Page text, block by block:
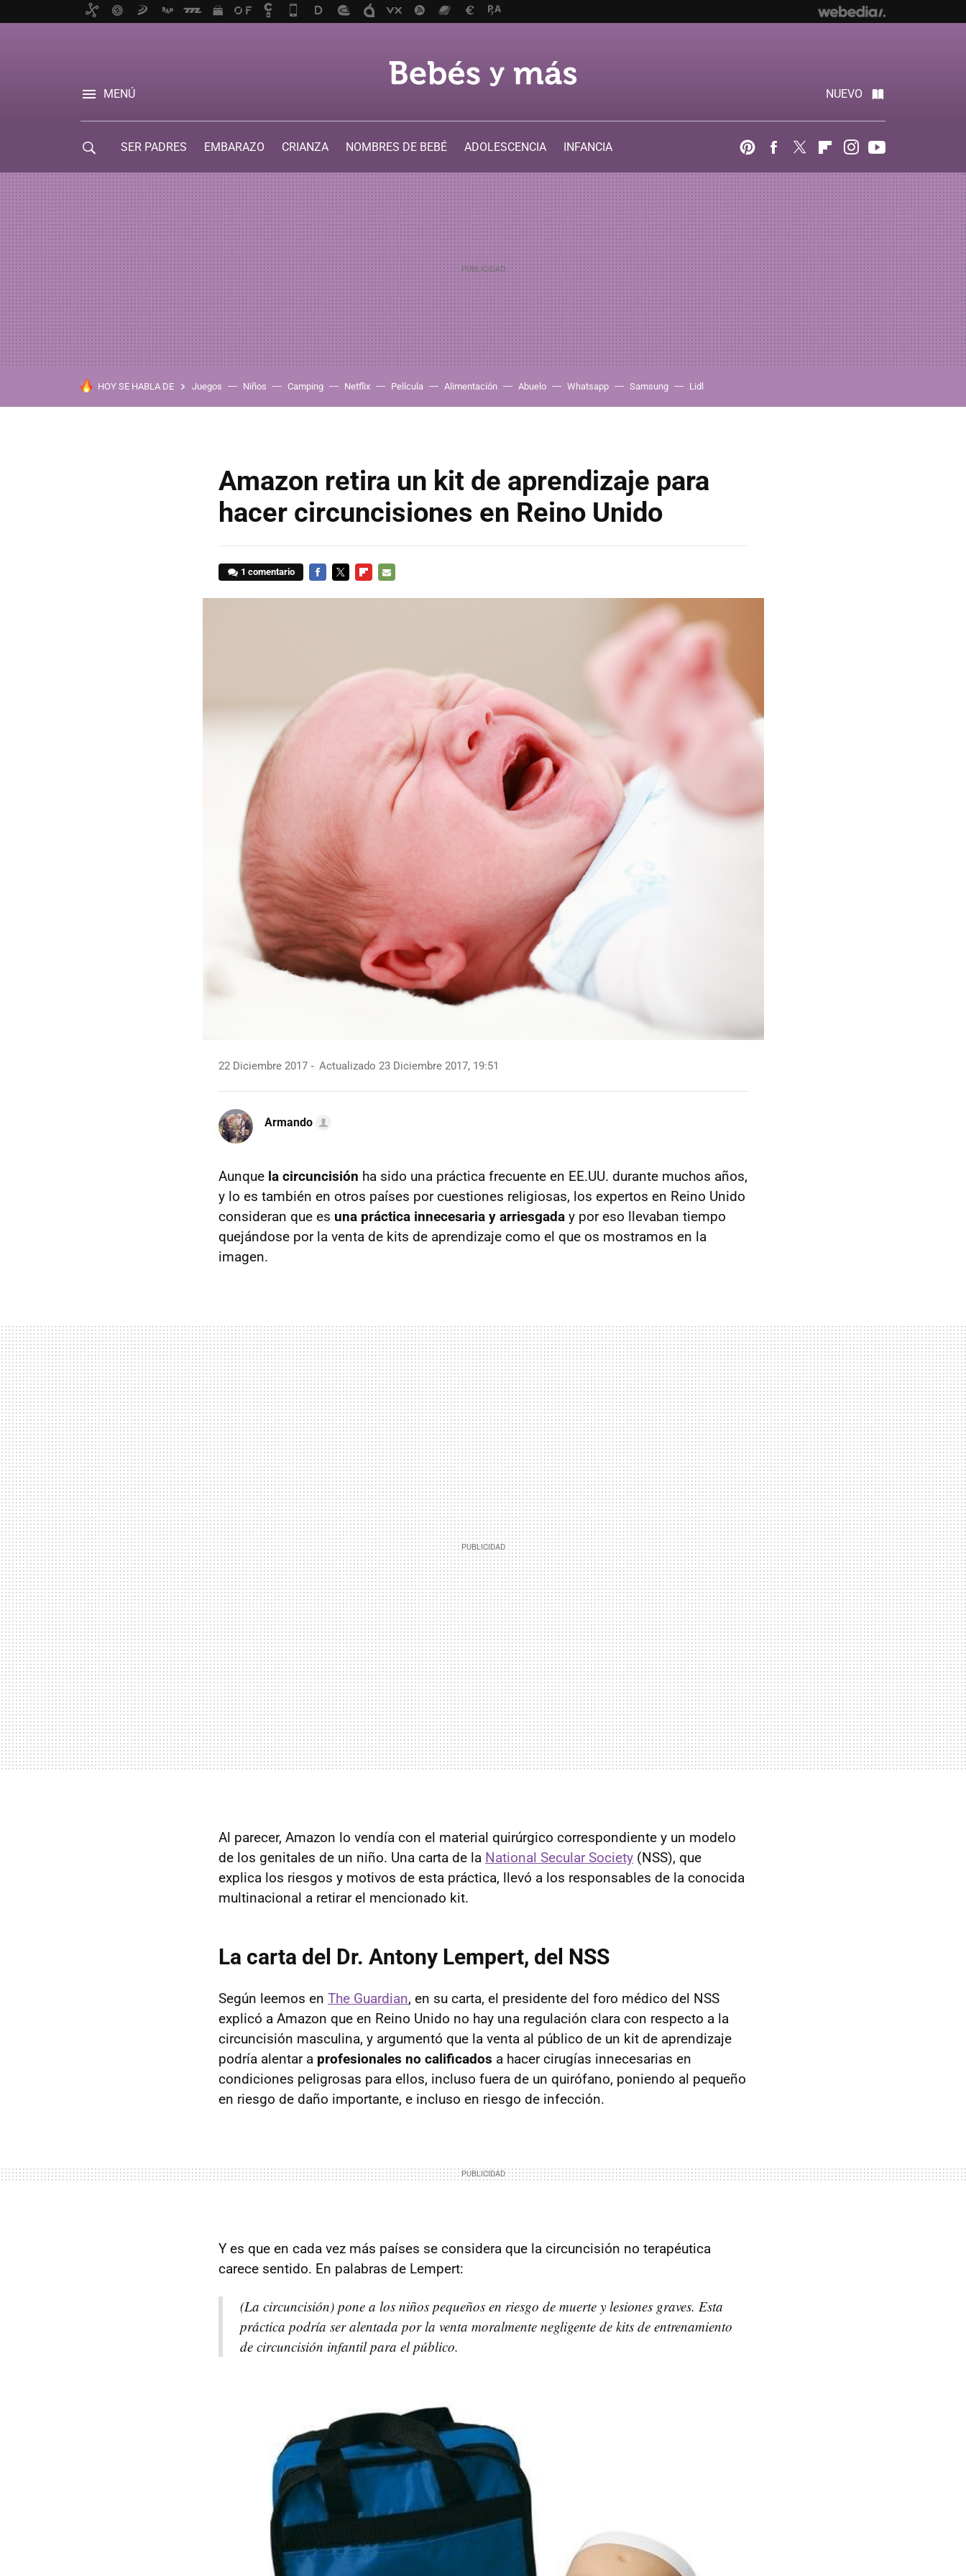
MENÚ NUEVO
SER PADRES EMBARAZO CRIANZA NOMBRES DE BEBÉ ADOLESCENCIA
INFANCIA
PinterestFacebook
Twitter FlipboardInstagram
HOY SE HABLA DE Juegos Niños Camping Netflix Película Alimentación Abuelo Whatsapp Samsung Lidl
Amazon retira un kit de aprendizaje para
hacer circuncisiones en Reino Unido
1 comentario
22 Diciembre 2017 Actualizado 23 Diciembre 2017, 19:51
Armando
Aunque la circuncisión ha sido una práctica frecuente en EE.UU. durante muchos años,
y lo es también en otros países por cuestiones religiosas, los expertos en Reino Unido
consideran que es una práctica innecesaria y arriesgada y por eso llevaban tiempo
quejándose por la venta de kits de aprendizaje como el que os mostramos en la
imagen.
Al parecer, Amazon lo vendía con el material quirúrgico correspondiente y un modelo
de los genitales de un niño. Una carta de la National Secular Society (NSS), que
explica los riesgos y motivos de esta práctica, llevó a los responsables de la conocida
multinacional a retirar el mencionado kit.
La carta del Dr. Antony Lempert, del NSS
Según leemos en The Guardian, en su carta, el presidente del foro médico del NSS
explicó a Amazon que en Reino Unido no hay una regulación clara con respecto a la
circuncisión masculina, y argumentó que la venta al público de un kit de aprendizaje
podría alentar a profesionales no calificados a hacer cirugías innecesarias en
condiciones peligrosas para ellos, incluso fuera de un quirófano, poniendo al pequeño
en riesgo de daño importante, e incluso en riesgo de infección.
Y es que en cada vez más países se considera que la circuncisión no terapéutica
carece sentido. En palabras de Lempert:
(La circuncisión) pone a los niños pequeños en riesgo de muerte y lesiones graves. Esta
práctica podría ser alentada por la venta moralmente negligente de kits de entrenamiento
de circuncisión infantil para el público.